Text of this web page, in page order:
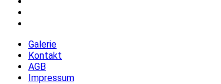
Galerie
Kontakt
AGB
Impressum